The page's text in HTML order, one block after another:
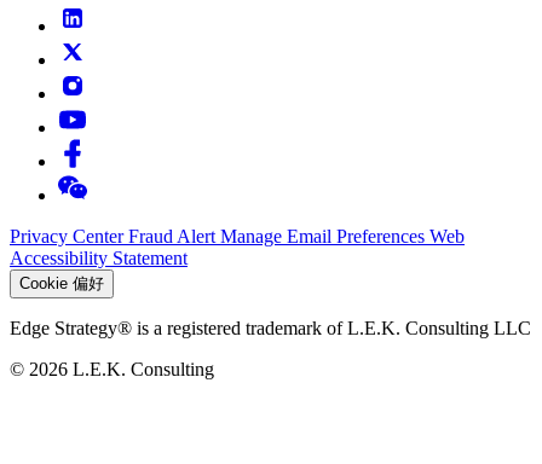
Privacy CenterFraud Alert Manage Email Preferences Web
Accessibility Statement
Cookie 偏好
Edge Strategy® is a registered trademark of L.E.K. Consulting LLC
© 2026 L.E.K. Consulting